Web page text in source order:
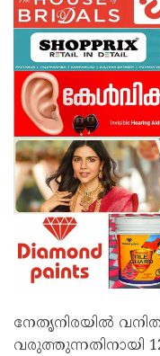
നേതൃനിരയിൽ
വരുത്തുന്നതിനായി